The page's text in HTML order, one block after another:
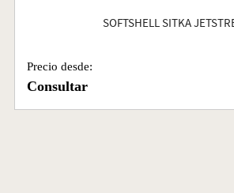
SOFTSHELL SITKA
Precio desde:
Consultar